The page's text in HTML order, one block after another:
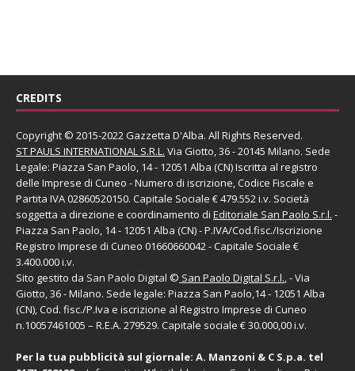
CREDITS
Copyright © 2015-2022 Gazzetta D'Alba. All Rights Reserved.
ST PAULS INTERNATIONAL S.R.L. Via Giotto, 36 - 20145 Milano. Sede
Legale: Piazza San Paolo, 14 - 12051 Alba (CN) Iscritta al registro
delle Imprese di Cuneo - Numero di iscrizione, Codice Fiscale e
Partita IVA 02860520150. Capitale Sociale € 479.552 i.v. Società
soggetta a direzione e coordinamento di Editoriale San Paolo S.r.l. -
Piazza San Paolo, 14 - 12051 Alba (CN) - P.IVA/Cod.fisc./Iscrizione
Registro Imprese di Cuneo 01660660042 - Capitale Sociale €
3.400.000 i.v.
Sito gestito da San Paolo Digital © San Paolo Digital S.r.l., - Via
Giotto, 36 - Milano. Sede legale: Piazza San Paolo,14 - 12051 Alba
(CN), Cod. fisc./P.Iva e iscrizione al Registro Imprese di Cuneo
n.10057461005 – R.E.A. 279529. Capitale sociale € 30.000,00 i.v.
Per la tua pubblicità sul giornale: A. Manzoni & C S.p.a. tel